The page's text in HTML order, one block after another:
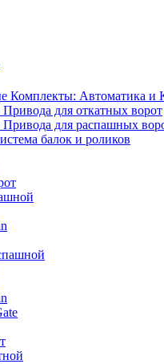
Комплекты: Автоматика и
для откатных ворот
для распашных
балок и роликов